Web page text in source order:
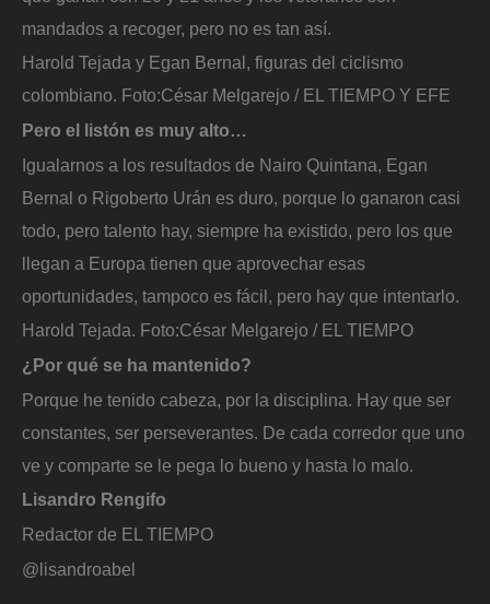
mandados a recoger, pero no es tan así.
Harold Tejada y Egan Bernal, figuras del ciclismo
colombiano. Foto:César Melgarejo / EL TIEMPO Y EFE
Pero el listón es muy alto…
Igualarnos a los resultados de Nairo Quintana, Egan
Bernal o Rigoberto Urán es duro, porque lo ganaron casi
todo, pero talento hay, siempre ha existido, pero los que
llegan a Europa tienen que aprovechar esas
oportunidades, tampoco es fácil, pero hay que intentarlo.
Harold Tejada. Foto:César Melgarejo / EL TIEMPO
¿Por qué se ha mantenido?
Porque he tenido cabeza, por la disciplina. Hay que ser
constantes, ser perseverantes. De cada corredor que uno
ve y comparte se le pega lo bueno y hasta lo malo.
Lisandro Rengifo
Redactor de EL TIEMPO
@lisandroabel